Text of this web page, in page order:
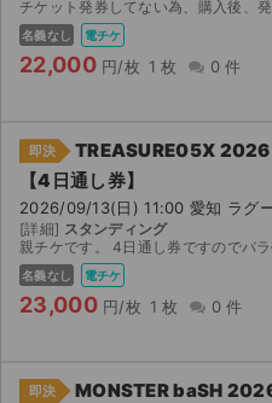
チケット発券してない為、購入後、
名義なし 電チケ
22,000 円/枚 1 枚 0 件
即決
TREASURE05X 2026
【4日通し券】
2026/09/13(日) 11:00 愛知 ラグー
[詳細] スタンディング
親チケです。 4日通し券ですのでバラ売は不可です。 予定が入り行け
名義なし 電チケ
23,000 円/枚 1 枚 0 件
即決 MONSTER baSH